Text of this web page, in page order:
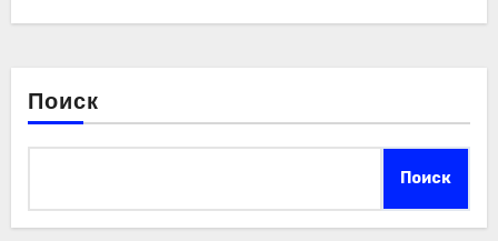
Поиск
Поиск